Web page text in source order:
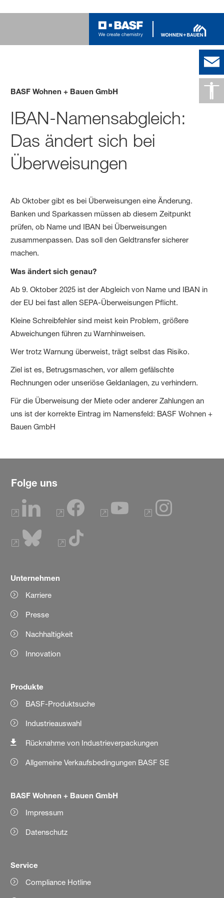
BASF Wohnen + Bauen GmbH
IBAN-Namensabgleich:
Das ändert sich bei
Überweisungen
Ab Oktober gibt es bei Überweisungen eine Änderung.
Banken und Sparkassen müssen ab diesem Zeitpunkt
prüfen, ob Name und IBAN bei Überweisungen
zusammenpassen. Das soll den Geldtransfer sicherer
machen.
Was ändert sich genau?
Ab 9. Oktober 2025 ist der Abgleich von Name und IBAN in
der EU bei fast allen SEPA-Überweisungen Pflicht.
Kleine Schreibfehler sind meist kein Problem, größere
Abweichungen führen zu Warnhinweisen.
Wer trotz Warnung überweist, trägt selbst das Risiko.
Ziel ist es, Betrugsmaschen, vor allem gefälschte
Rechnungen oder unseriöse Geldanlagen, zu verhindern.
Für die Überweisung der Miete oder anderer Zahlungen an
uns ist der korrekte Eintrag im Namensfeld: BASF Wohnen +
Bauen GmbH
Folge uns
Unternehmen
Karriere
Presse
Nachhaltigkeit
Innovation
Produkte
BASF-Produktsuche
Industrieauswahl
Rücknahme von Industrieverpackungen
Allgemeine Verkaufsbedingungen BASF SE
BASF Wohnen + Bauen GmbH
Impressum
Datenschutz
Service
Compliance Hotline